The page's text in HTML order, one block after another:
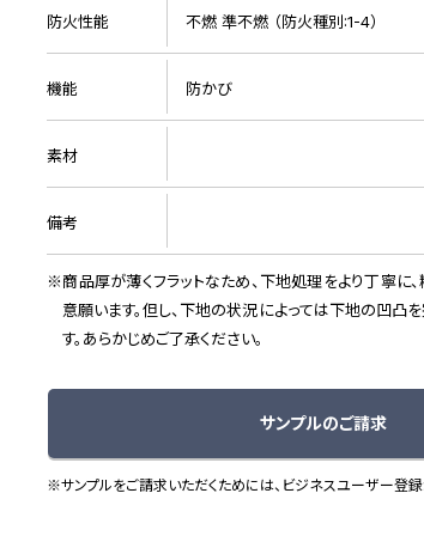
防火性能 不燃 準不燃 （防火種別:1-4）
機能 防かび
素材
備考
商品厚が薄くフラットなため、下地処理をより丁寧に
意願います。但し、下地の状況によっては下地の凹凸
す。あらかじめご了承ください。
サンプルのご請求
※サンプルをご請求いただくためには、ビジネスユーザー登録